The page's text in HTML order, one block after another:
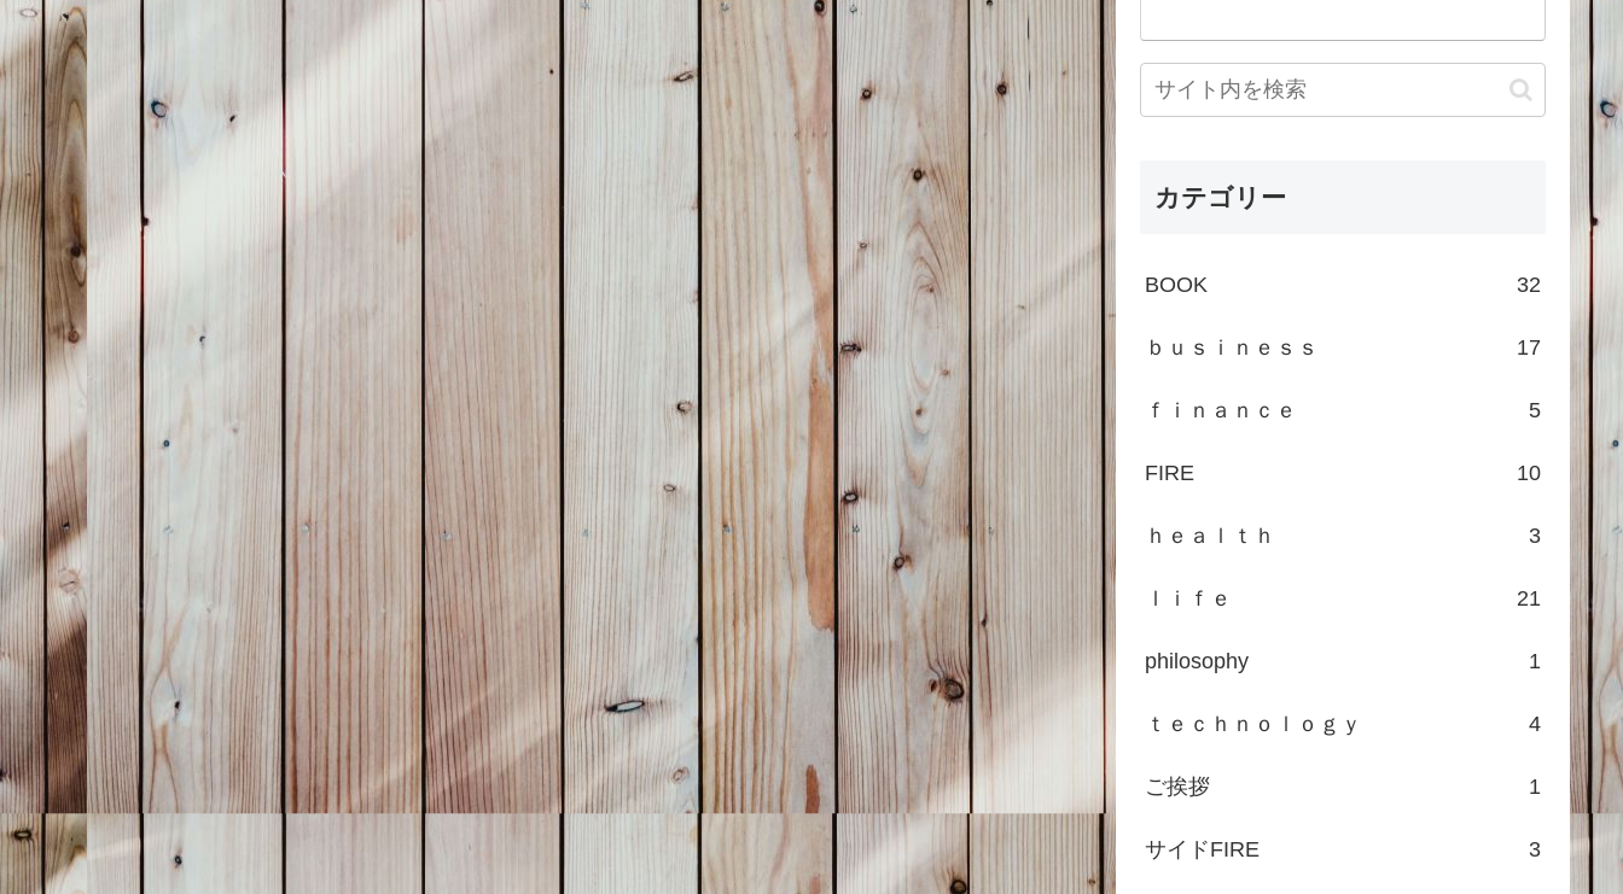
カテゴリー
BOOK 32
ｂｕｓｉｎｅｓｓ 17
ｆｉｎａｎｃｅ 5
FIRE 10
ｈｅａｌｔｈ 3
ｌｉｆｅ 21
philosophy 1
ｔｅｃｈｎｏｌｏｇｙ 4
ご挨拶 1
サイドFIRE 3